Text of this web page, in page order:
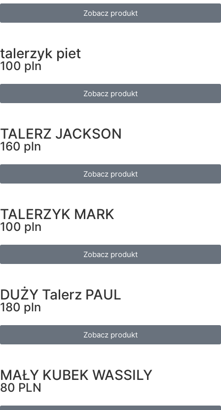
Zobacz produkt
talerzyk piet
100 pln
Zobacz produkt
TALERZ JACKSON
160 pln
Zobacz produkt
TALERZYK MARK
100 pln
Zobacz produkt
DUŻY Talerz PAUL
180 pln
Zobacz produkt
MAŁY KUBEK WASSILY
80 PLN